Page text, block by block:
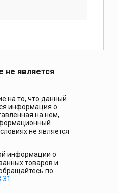
не является
на то, что данный
информация о
на нём,
не является
информации о
товаров и
по
31